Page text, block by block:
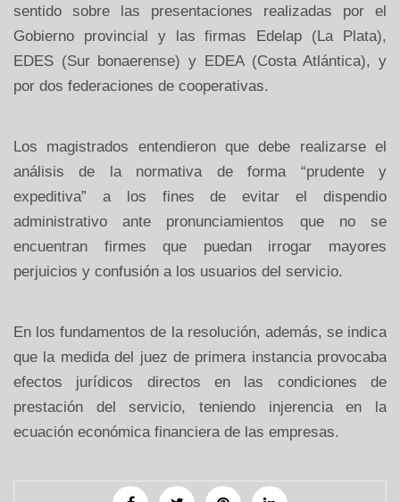
sentido sobre las presentaciones realizadas por el
Gobierno provincial y las firmas Edelap (La Plata),
EDES (Sur bonaerense) y EDEA (Costa Atlántica), y
por dos federaciones de cooperativas.
Los magistrados entendieron que debe realizarse el
análisis de la normativa de forma “prudente y
expeditiva” a los fines de evitar el dispendio
administrativo ante pronunciamientos que no se
encuentran firmes que puedan irrogar mayores
perjuicios y confusión a los usuarios del servicio.
En los fundamentos de la resolución, además, se indica
que la medida del juez de primera instancia provocaba
efectos jurídicos directos en las condiciones de
prestación del servicio, teniendo injerencia en la
ecuación económica financiera de las empresas.